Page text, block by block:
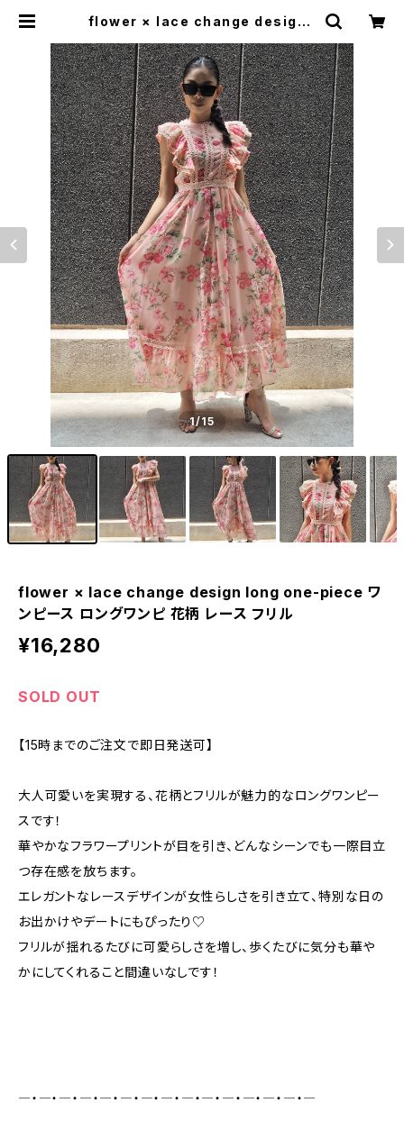
flower × lace change design l
ワンピ 花柄 レース フリル | LOOSE
HOUSE
1/15
flower × lace change design long one-piece ワ
ンピース ロングワンピ 花柄 レース フリル
¥16,280
SOLD OUT
【15時までのご注文で即日発送可】
大人可愛いを実現する、花柄とフリルが魅力的なロングワンピー
スです！
華やかなフラワープリントが目を引き、どんなシーンでも一際目立
つ存在感を放ちます。
エレガントなレースデザインが女性らしさを引き立て、特別な日の
お出かけやデートにもぴったり♡
フリルが揺れるたびに可愛らしさを増し、歩くたびに気分も華や
かにしてくれること間違いなしです！
―・―・―・―・―・―・―・―・―・―・―・―・―・―・―